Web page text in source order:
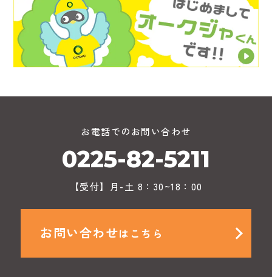
お電話でのお問い合わせ
0225-82-5211
【受付】月-土 8：30~18：00
お問い合わせはこちら